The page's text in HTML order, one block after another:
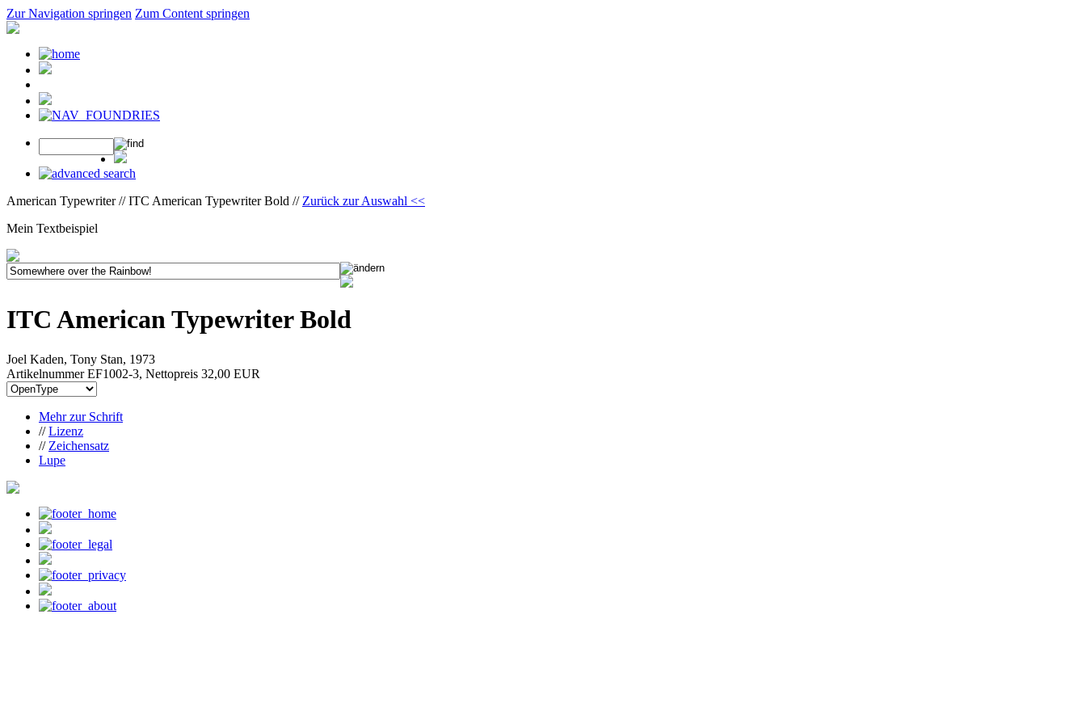
Zur Navigation springen Zum Content springen
American Typewriter // ITC American Typewriter Bold // Zurück zur Auswahl <<
Mein Textbeispiel
ITC American Typewriter Bold
Joel Kaden, Tony Stan, 1973
Artikelnummer EF1002-3, Nettopreis 32,00 EUR
Mehr zur Schrift
//Lizenz
// Zeichensatz
Lupe